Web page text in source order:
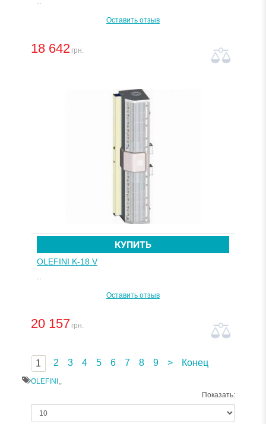
Оставить отзыв
18 642 грн.
КУПИТЬ
OLEFINI K-18 V
Оставить отзыв
20 157 грн.
1 2 3 4 5 6 7 8 9 > Конец
OLEFINI ,,
Показать: